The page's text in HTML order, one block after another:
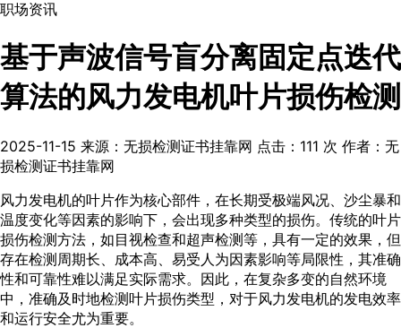
职场资讯
基于声波信号盲分离固定点迭代
算法的风力发电机叶片损伤检测
2025-11-15 来源：无损检测证书挂靠网 点击： 111 次 作者：无
损检测证书挂靠网
风力发电机的叶片作为核心部件，在长期受极端风况、沙尘暴和
温度变化等因素的影响下，会出现多种类型的损伤。传统的叶片
损伤检测方法，如目视检查和超声检测等，具有一定的效果，但
存在检测周期长、成本高、易受人为因素影响等局限性，其准确
性和可靠性难以满足实际需求。因此，在复杂多变的自然环境
中，准确及时地检测叶片损伤类型，对于风力发电机的发电效率
和运行安全尤为重要。